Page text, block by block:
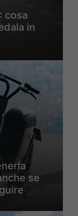
cosa
in
se